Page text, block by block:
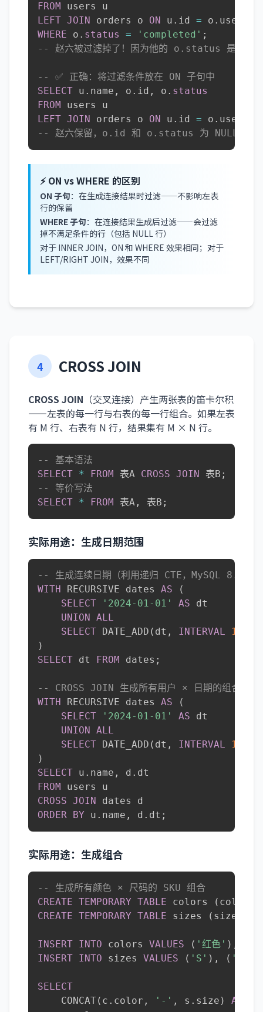
FROM
LEFT JOIN orders o ON u . id = o .
WHERE o . status = 'completed' ;
-- 赵六被过滤掉了！因为他的 o.status 是
-- ✅ 正确：将过滤条件放在 ON 子句中
SELECT u . name , o . id , o . status
FROM
LEFT JOIN orders o ON u . id = o .
-- 赵六保留，o.id 和 o.status 为 NULL
⚡ ON vs WHERE 的区别
ON 子句：在生成连接结果时过滤——不影响左表
行的保留
WHERE 子句：在连接结果生成后过滤——会过滤
掉不满足条件的行（包括 NULL 行）
对于 INNER JOIN，ON 和 WHERE 效果相同；对于
LEFT/RIGHT JOIN，效果不同
4 CROSS JOIN
CROSS JOIN （交叉连接）产生两张表的笛卡尔积
——左表的每一行与右表的每一行组合。如果左表
有 M 行、右表有 N 行，结果集有 M × N 行。
-- 基本语法
SELECT * FROM 表A CROSS JOIN 表B ;
-- 等价写法
SELECT * FROM 表A , 表B ;
实际用途：生成日期范围
-- 生成连续日期（利用递归 CTE，MySQL 8.0+）
WITH RECURSIVE dates AS
(
SELECT
'2024-01-01' AS dt
UNION ALL
SELECT DATE_ADD ( dt , INTERVAL 1
)
SELECT dt FROM dates ;
-- CROSS JOIN 生成所有用户 × 日期的组合（用
WITH RECURSIVE dates AS
(
SELECT
'2024-01-01' AS dt
UNION ALL
SELECT DATE_ADD ( dt , INTERVAL 1
)
SELECT u . name , d .
FROM
CROSS
JOIN
ORDER BY u . name , d . dt ;
实际用途：生成组合
-- 生成所有颜色 × 尺码的 SKU 组合
CREATE TEMPORARY TABLE colors ( color
CREATE TEMPORARY TABLE sizes ( size
INSERT INTO colors VALUES ( '红色' )
INSERT INTO sizes VALUES ( 'S' ) , ( 'M'
SELECT
    CONCAT
( c . color , '-' , s . size ) AS